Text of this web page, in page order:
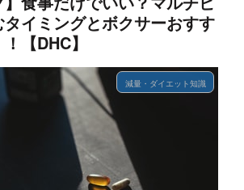
イミングとボクサーおすす
【DHC】
減量・ダイエット知識